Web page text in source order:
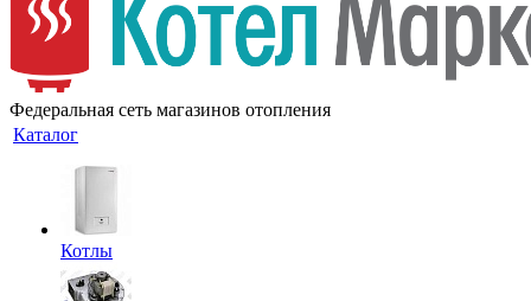
Федеральная сеть магазинов отопления
Каталог
Котлы